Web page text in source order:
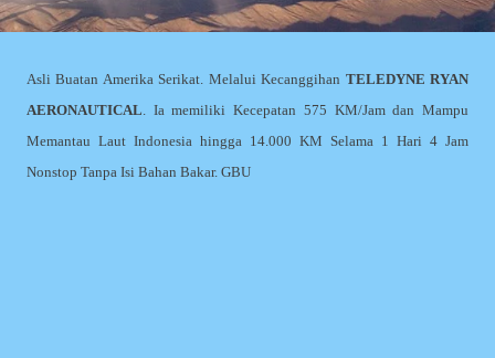
Asli Buatan Amerika Serikat. Melalui Kecanggihan TELEDYNE RYAN
AERONAUTICAL. Ia memiliki Kecepatan 575 KM/Jam dan Mampu
Memantau Laut Indonesia hingga 14.000 KM Selama 1 Hari 4 Jam
Nonstop Tanpa Isi Bahan Bakar. GBU